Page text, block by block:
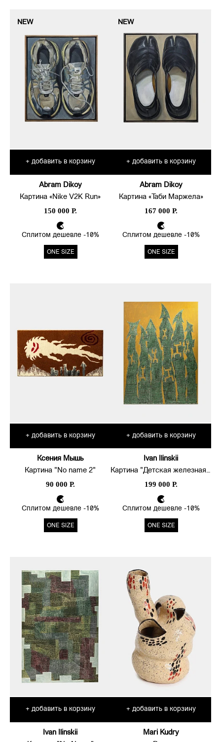
NEW
+ добавить в корзину
Abram Dikoy
Картина «Nike V2K Run»
150 000 Р.
Сплитом дешевле -10%
ONE SIZE
NEW
+ добавить в корзину
Abram Dikoy
Картина «Таби Маржела»
167 000 Р.
Сплитом дешевле -10%
ONE SIZE
+ добавить в корзину
Ксения Мышь
Картина "No name 2"
90 000 Р.
Сплитом дешевле -10%
ONE SIZE
+ добавить в корзину
Ivan Ilinskii
Картина "Детская железная дорога"
199 000 Р.
Сплитом дешевле -10%
ONE SIZE
+ добавить в корзину
Ivan Ilinskii
+ добавить в корзину
Mari Kudry